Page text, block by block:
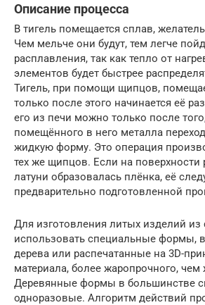
Описание процесса
В тигель помещается сплав,
Чем мельче они будут, тем легче
расплавления, так как тепло от
элементов будет быстрее
Тигель, при помощи щипцов,
только после этого начинается её
его из печи можно только после
помещённого в него металла
жидкую форму. Это операция
тех же щипцов. Если на поверхности
латуни образовалась плёнка, её
предварительно подготовленной
Для изготовления литых изделий из
использовать специальные формы,
дерева или распечатанные на 3D-
материала, более жаропрочного, чем
Деревянные формы в большинстве
одноразовые. Алгоритм действий